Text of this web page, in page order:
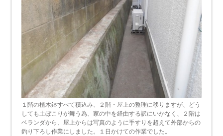
１階の植木鉢すべて積込み、２階・屋上の整理に移りますが、どう
しても土ぼこりが舞う為、家の中を経由する訳にいかなく、２階は
ベランダから、屋上からは写真のように手すりを超えて外部からの
釣り下ろし作業にしました。１日かけての作業でした。